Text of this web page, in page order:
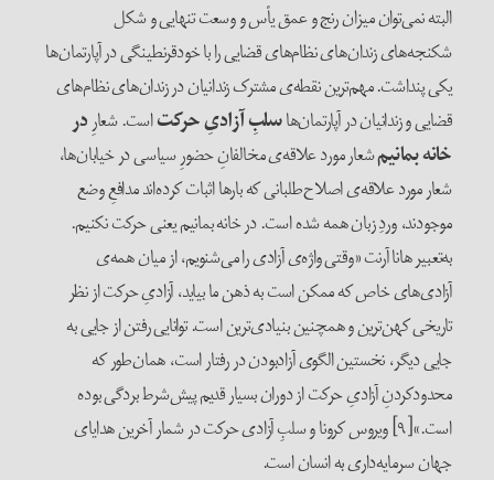
البته نمی‌توان میزان رنج و عمق یأس و وسعت تنهایی و شکل
شکنجه‌های زندان‌های نظام‌های قضایی را با خودقرنطینگی در آپارتمان‌ها
یکی پنداشت. مهم‌ترین نقطه‌ی مشترک زندانیان در زندان‌های نظام‌های
قضایی و زندانیان در آپارتمان‌هاسلبِ آزادیِ حرکتاست. شعارِدر
خانه بمانیمشعار مورد علاقه‌ی مخالفانِ حضورِ سیاسی در خیابان‌ها،
شعار مورد علاقه‌ی اصلاح‌طلبانی که بارها اثبات کرده‌اند مدافعِ وضع
موجودند، وردِ زبان همه شده است. در خانه بمانیم یعنی حرکت نکنیم.
به‌تعبیر هانا آرنت «وقتی واژه‌ی آزادی را می‌شنویم، از میان همه‌ی
آزادی‌های خاص که ممکن است به ذهن ما بیاید، آزادیِ حرکت از نظر
تاریخی کهن‌ترین و همچنین بنیادی‌ترین است. توانایی رفتن از جایی به
جایی دیگر، نخستین الگوی آزادبودن در رفتار است، همان‌طور که
محدودکردنِ آزادیِ حرکت از دوران بسیار قدیم پیش‌شرط بردگی بوده
است.»[۹] ویروس کرونا و سلبِ آزادی حرکت در شمار آخرین هدایای
جهان سرمایه‌داری به انسان است.